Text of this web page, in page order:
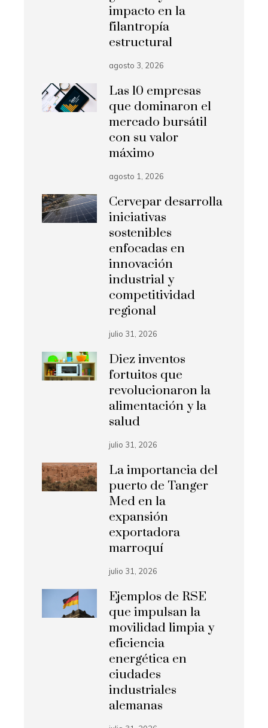
impacto en la
filantropía
estructural
agosto 3, 2026
Las 10 empresas
que dominaron el
mercado bursátil
con su valor
máximo
agosto 1, 2026
Cervepar desarrolla
iniciativas
sostenibles
enfocadas en
innovación
industrial y
competitividad
regional
julio 31, 2026
Diez inventos
fortuitos que
revolucionaron la
alimentación y la
salud
julio 31, 2026
La importancia del
puerto de Tanger
Med en la
expansión
exportadora
marroquí
julio 31, 2026
Ejemplos de RSE
que impulsan la
movilidad limpia y
eficiencia
energética en
ciudades
industriales
alemanas